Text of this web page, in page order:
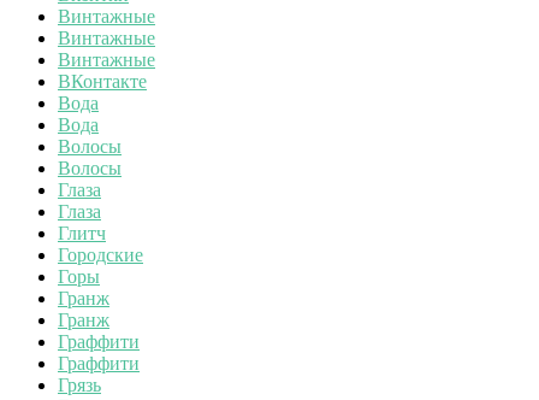
Винтажные
Винтажные
Винтажные
ВКонтакте
Вода
Вода
Волосы
Волосы
Глаза
Глаза
Глитч
Городские
Горы
Гранж
Гранж
Граффити
Граффити
Грязь